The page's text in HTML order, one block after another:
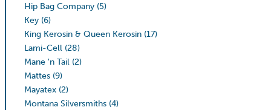
Hip Bag Company (5)
Key (6)
King Kerosin & Queen Kerosin (17)
Lami-Cell (28)
Mane 'n Tail (2)
Mattes (9)
Mayatex (2)
Montana Silversmiths (4)